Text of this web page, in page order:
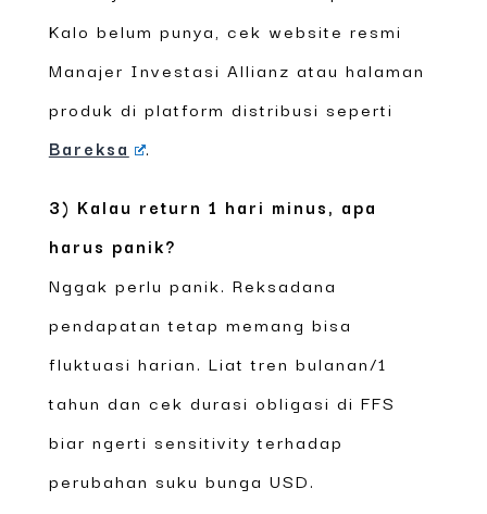
Kalo belum punya, cek website resmi
Manajer Investasi Allianz atau halaman
produk di platform distribusi seperti
Bareksa
.
3) Kalau return 1 hari minus, apa
harus panik?
Nggak perlu panik. Reksadana
pendapatan tetap memang bisa
fluktuasi harian. Liat tren bulanan/1
tahun dan cek durasi obligasi di FFS
biar ngerti sensitivity terhadap
perubahan suku bunga USD.